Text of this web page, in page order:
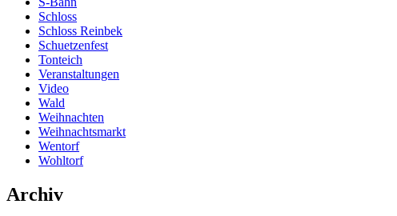
Schloss
Schloss Reinbek
Schuetzenfest
Tonteich
Veranstaltungen
Video
Wald
Weihnachten
Weihnachtsmarkt
Wentorf
Wohltorf
Archiv